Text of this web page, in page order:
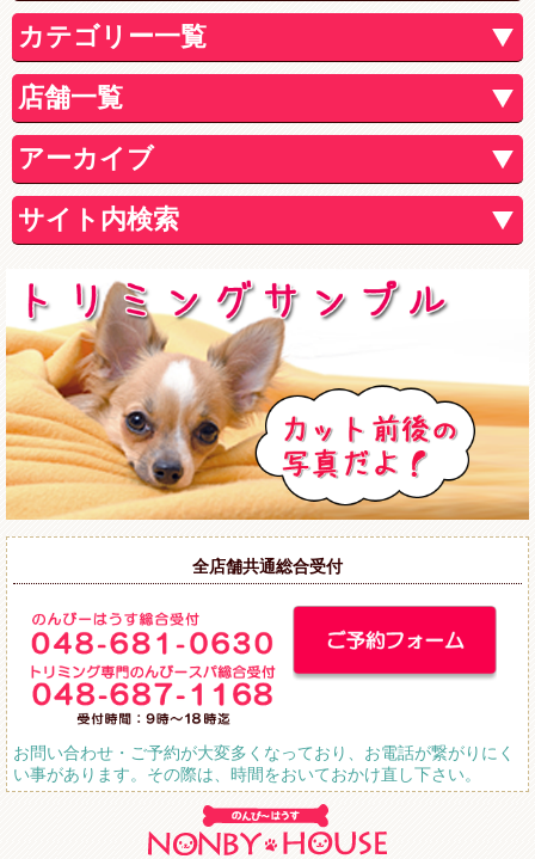
カテゴリー一覧
店舗一覧
アーカイブ
サイト内検索
全店舗共通総合受付
お問い合わせ・ご予約が大変多くなっており、お電話が繋がりにく
い事があります。その際は、時間をおいておかけ直し下さい。